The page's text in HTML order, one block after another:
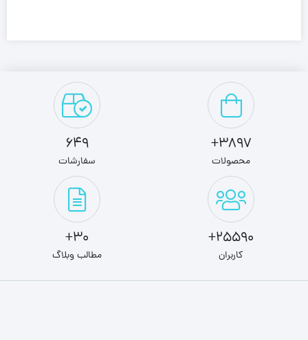
3897+
محصولات
649
سفارشات
25590+
کاربران
30+
مطالب وبلاگ